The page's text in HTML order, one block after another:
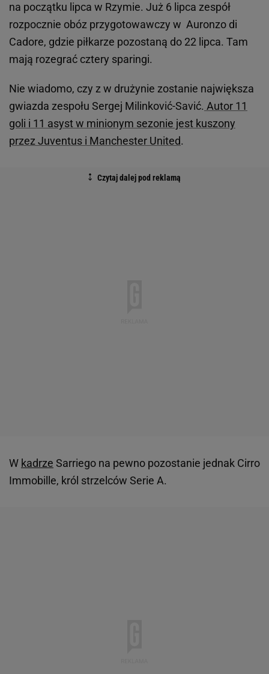
na początku lipca w Rzymie. Już 6 lipca zespół
rozpocznie obóz przygotowawczy w Auronzo di
Cadore, gdzie piłkarze pozostaną do 22 lipca. Tam
mają rozegrać cztery sparingi.
Nie wiadomo, czy z w drużynie zostanie największa
gwiazda zespołu Sergej Milinković-Savić. Autor 11
goli i 11 asyst w minionym sezonie jest kuszony
przez Juventus i Manchester United.
W kadrze Sarriego na pewno pozostanie jednak Cirro
Immobille, król strzelców Serie A.